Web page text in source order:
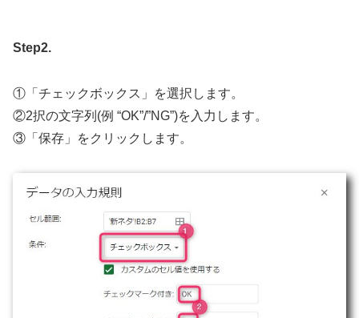
Step2.
①「チェックボックス」を選択します。
②2択の文字列(例 “OK”/”NG”)を入力します。
③「保存」をクリックします。